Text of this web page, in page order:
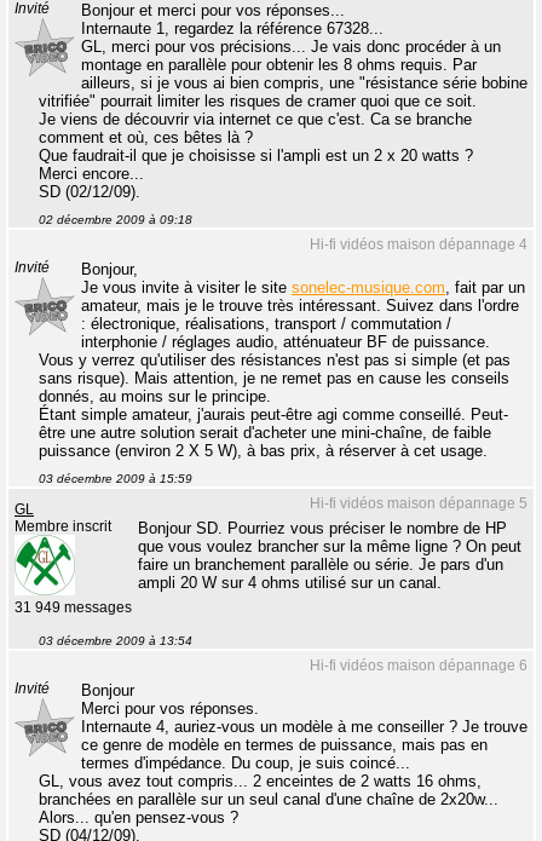
Invité
Bonjour et merci pour vos réponses...
Internaute 1, regardez la référence 67328...
GL, merci pour vos précisions... Je vais donc procéder à un
montage en parallèle pour obtenir les 8 ohms requis. Par
ailleurs, si je vous ai bien compris, une "résistance série bobine
vitrifiée" pourrait limiter les risques de cramer quoi que ce soit.
Je viens de découvrir via internet ce que c'est. Ca se branche
comment et où, ces bêtes là ?
Que faudrait-il que je choisisse si l'ampli est un 2 x 20 watts ?
Merci encore...
SD (02/12/09).
02 décembre 2009 à 09:18
Hi-fi vidéos maison dépannage 4
Invité
Bonjour,
Je vous invite à visiter le site sonelec-musique.com, fait par un
amateur, mais je le trouve très intéressant. Suivez dans l'ordre
: électronique, réalisations, transport / commutation /
interphonie / réglages audio, atténuateur BF de puissance.
Vous y verrez qu'utiliser des résistances n'est pas si simple (et pas
sans risque). Mais attention, je ne remet pas en cause les conseils
donnés, au moins sur le principe.
Étant simple amateur, j'aurais peut-être agi comme conseillé. Peut-
être une autre solution serait d'acheter une mini-chaîne, de faible
puissance (environ 2 X 5 W), à bas prix, à réserver à cet usage.
03 décembre 2009 à 15:59
Hi-fi vidéos maison dépannage 5
GL
Membre inscrit
31 949 messages
Bonjour SD. Pourriez vous préciser le nombre de HP
que vous voulez brancher sur la même ligne ? On peut
faire un branchement parallèle ou série. Je pars d'un
ampli 20 W sur 4 ohms utilisé sur un canal.
03 décembre 2009 à 13:54
Hi-fi vidéos maison dépannage 6
Invité
Bonjour
Merci pour vos réponses.
Internaute 4, auriez-vous un modèle à me conseiller ? Je trouve
ce genre de modèle en termes de puissance, mais pas en
termes d'impédance. Du coup, je suis coincé...
GL, vous avez tout compris... 2 enceintes de 2 watts 16 ohms,
branchées en parallèle sur un seul canal d'une chaîne de 2x20w...
Alors... qu'en pensez-vous ?
SD (04/12/09).